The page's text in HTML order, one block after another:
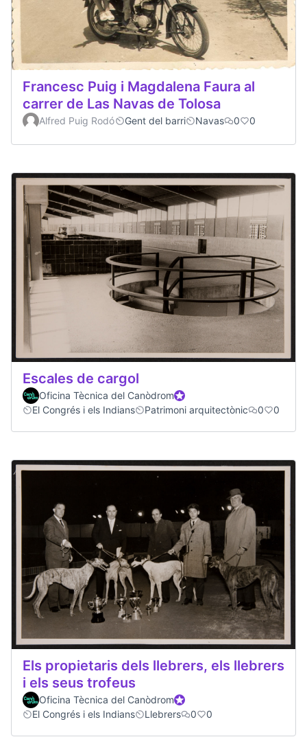
Francesc Puig i Magdalena Faura al
carrer de Las Navas de Tolosa
Alfred Puig Rodó Gent del barri Navas 0 0
Escales de cargol
Oficina Tècnica del CanòdromOfficial participant
El Congrés i els Indians
Patrimoni arquitectònic 0 0
Els propietaris dels llebrers, els llebrers
i els seus trofeus
Oficina Tècnica del CanòdromOfficial participant
El Congrés i els Indians
Llebrers 0 0